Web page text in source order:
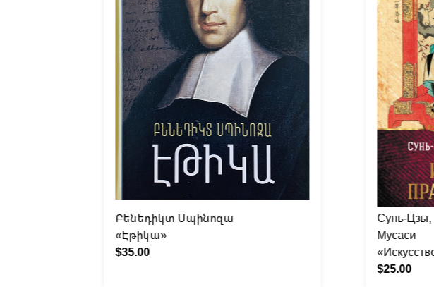
Բենեդիկտ Սպինոզա
«Էթիկա»
$35.00
Сунь-
Мусаси
$25.00